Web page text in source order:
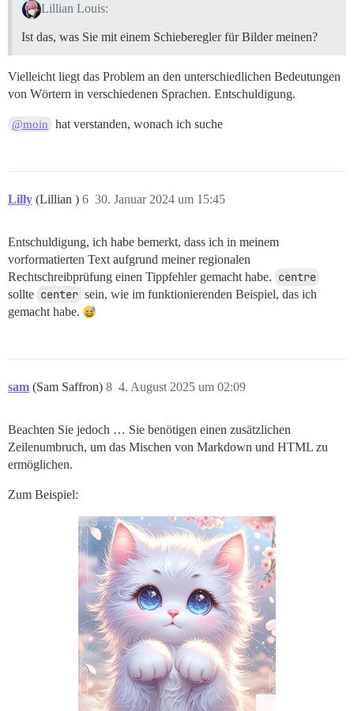
Lillian Louis:
Ist das, was Sie mit einem Schieberegler für Bilder meinen?
Vielleicht liegt das Problem an den unterschiedlichen Bedeutungen
von Wörtern in verschiedenen Sprachen. Entschuldigung.
@moin hat verstanden, wonach ich suche
Lilly (Lillian ) 30. Januar 2024 um 15:45
6
Entschuldigung, ich habe bemerkt, dass ich in meinem
vorformatierten Text aufgrund meiner regionalen
Rechtschreibprüfung einen Tippfehler gemacht habe. centre
sollte center sein, wie im funktionierenden Beispiel, das ich
gemacht habe.
sam (Sam Saffron) 4. August 2025 um 02:09
8
Beachten Sie jedoch … Sie benötigen einen zusätzlichen
Zeilenumbruch, um das Mischen von Markdown und HTML zu
ermöglichen.
Zum Beispiel: